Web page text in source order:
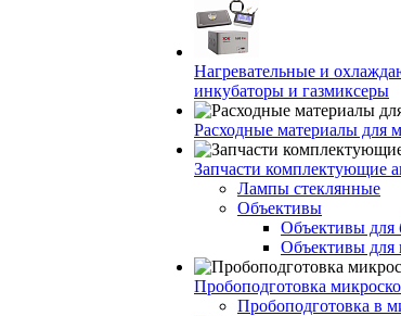
Нагревательные и
инкубаторы и газмиксеры
Расходные материалы для
Запчасти комплектующие
Лампы стеклянные
Объективы
Объективы
Объективы для
Пробоподготовка
Пробоподготовка в